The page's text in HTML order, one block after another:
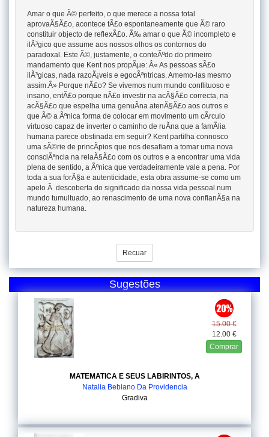
Amar o que Ã© perfeito, o que merece a nossa total
aprovaÃ§Ã£o, acontece tÃ£o espontaneamente que Ã© raro
constituir objecto de reflexÃ£o. Ã‰ amar o que Ã© incompleto e
ilÃ³gico que assume aos nossos olhos os contornos do
paradoxal. Este Ã©, justamente, o conteÃºdo do primeiro
mandamento que Kent nos propÃµe: Â« As pessoas sÃ£o
ilÃ³gicas, nada razoÃ¡veis e egocÃªntricas. Amemo-las mesmo
assim.Â» Porque nÃ£o? Se vivemos num mundo conflituoso e
insano, entÃ£o porque nÃ£o investir na acÃ§Ã£o correcta, na
acÃ§Ã£o que espelha uma genuÃ­na atenÃ§Ã£o aos outros e
que Ã© a Ãºnica forma de colocar em movimento um cÃ­rculo
virtuoso capaz de inverter o caminho de ruÃ­na que a famÃ­lia
humana parece obstinada em seguir? Kent partilha connosco
uma sÃ©rie de princÃ­pios que nos desafiam a tomar uma nova
consciÃªncia na relaÃ§Ã£o com os outros e a encontrar uma vida
plena de sentido, a Ãºnica que verdadeiramente vale a pena. Por
toda a sua forÃ§a e autenticidade, esta obra assume-se como um
apelo Ã descoberta do significado da nossa vida pessoal num
mundo tumultuado, ao renascimento de uma nova confianÃ§a na
natureza humana.
Recuar
Sugestões
15.00 €
12.00 €
Comprar
MATEMATICA E SEUS LABIRINTOS, A
Natalia Bebiano Da Providencia
Gradiva